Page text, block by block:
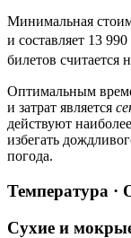
Минимальная
и составляет 13
билетов считается
Оптимальным
и затрат является
действуют
избегать
погода.
Температура ·
Сухие и